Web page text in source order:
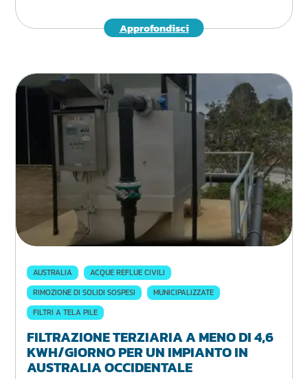
Approfondisci
AUSTRALIA
ACQUE REFLUE CIVILI
RIMOZIONE DI SOLIDI SOSPESI
MUNICIPALIZZATE
FILTRI A TELA PILE
FILTRAZIONE TERZIARIA A MENO DI 4,6
KWH/GIORNO PER UN IMPIANTO IN
AUSTRALIA OCCIDENTALE